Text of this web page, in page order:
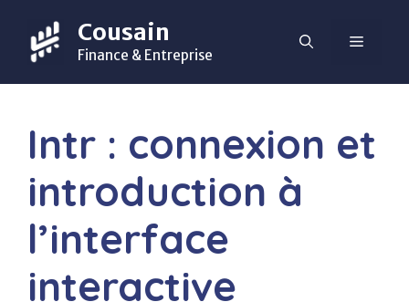
contenu
Cousain
Finance & Entreprise
MENU
Intr : connexion et
introduction à
l’interface
interactive